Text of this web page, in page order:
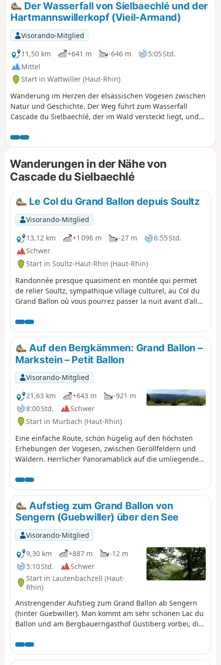
Der Wasserfall von Sielbaechlé und der
Hartmannswillerkopf (Vieil-Armand)
Visorando-Mitglied
11,50 km
+641 m -646 m
5:05 Std.
Mittel
Start in Wattwiller (Haut-Rhin)
Wanderung im Herzen der elsässischen Vogesen zwischen
Natur und Geschichte. Der Weg führt zum Wasserfall
Cascade du Sielbaechlé, der im Wald versteckt liegt, und
einer bedeutenden Stätte des Ersten Weltkriegs. Zwischen
Wasserfällen, historischen Überresten und Ausblicken auf
die elsässische Ebene bietet diese Rundwanderung ein
umfassendes Eintauchen in eine wilde und
geschichtsträchtige Umgebung.
Wanderungen in der Nähe von
Cascade du Sielbaechlé
Le Col du Grand Ballon depuis Soultz
Visorando-Mitglied
13,12 km
+1 096 m -27 m
6:55 Std.
Schwer
Start in Soultz-Haut-Rhin (Haut-Rhin)
Randonnée presque quasiment en montée qui permet
de relier Soultz, sympathique village culturel, au Col du
Grand Ballon où vous pourrez passer la nuit avant d'aller
courte en kilomètres, elle comporte un important
dénivelé à ne pas négliger. Mais que de beautés en
revanche entre les forêts et points de vues remarquables
dans la dernière partie du parcours.
Auf den Bergkämmen: Grand Ballon –
Markstein – Petit Ballon
Visorando-Mitglied
21,63 km
+643 m
-921 m
8:00 Std.
Schwer
Start in Murbach (Haut-Rhin)
Eine einfache Route, schön hügelig auf den höchsten
Erhebungen der Vogesen, zwischen Geröllfeldern und
Wäldern. Herrlicher Panoramablick auf die umliegenden
Aufstieg zum Grand Ballon von
Sengern (Guebwiller) über den See
Visorando-Mitglied
9,30 km
+887 m
-12 m
5:10 Std.
Schwer
Start in Lautenbachzell (Haut-
Rhin)
Anstrengender Aufstieg zum Grand Ballon ab Sengern
(hinter Guebwiller). Man kommt am sehr schönen Lac du
Ballon und am Bergbauerngasthof Gustiberg vorbei, die